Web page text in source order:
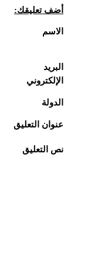
أضف تعليقك:
الاسم
البريد
الإلكتروني
الدولة
عنوان التعليق
نص التعليق